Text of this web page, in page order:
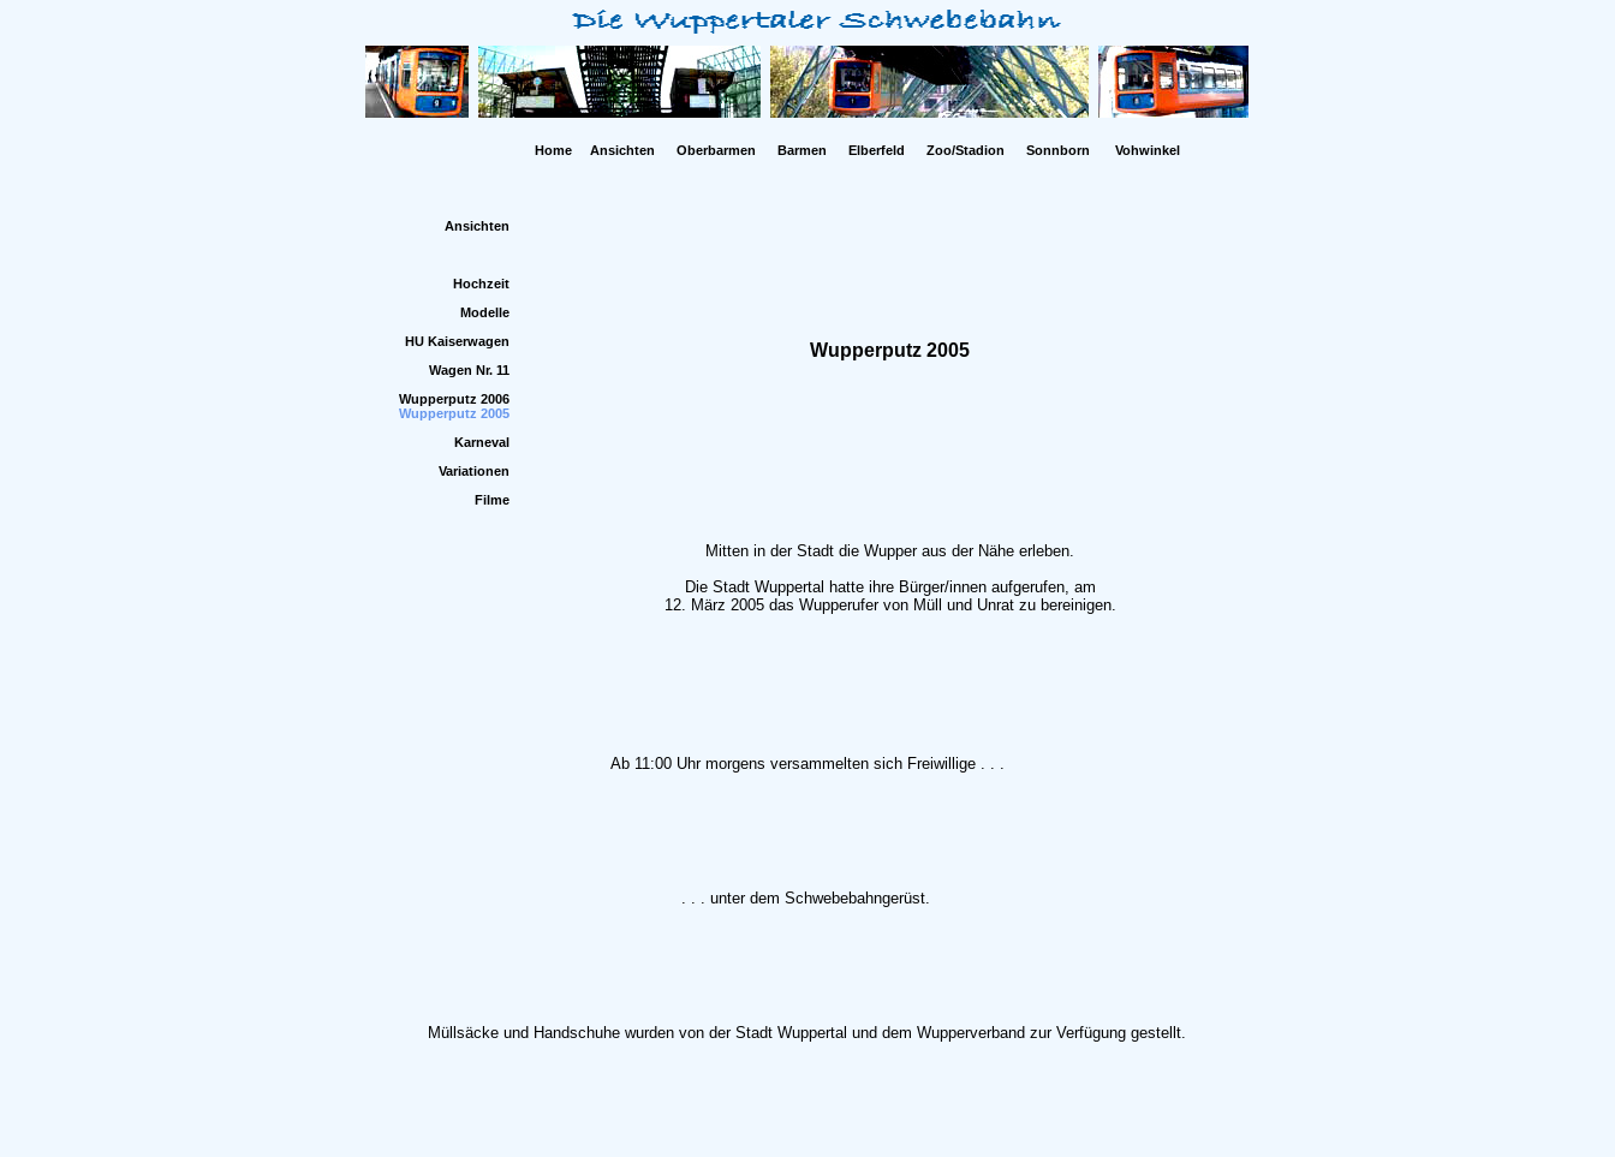
Home Ansichten Oberbarmen Barmen Elberfeld Zoo/Stadion Sonnborn Vohwinkel
Ansichten
Hochzeit
Modelle
HU Kaiserwagen
Wagen Nr. 11
Wupperputz 2006
Wupperputz 2005
Karneval
Variationen
Filme
Wupperputz 2005
Mitten in der Stadt die Wupper aus der Nähe erleben.
Die Stadt Wuppertal hatte ihre Bürger/innen aufgerufen, am
12. März 2005 das Wupperufer von Müll und Unrat zu bereinigen.
Ab 11:00 Uhr morgens versammelten sich Freiwillige . . .
. . . unter dem Schwebebahngerüst.
Müllsäcke und Handschuhe wurden von der Stadt Wuppertal und dem Wupperverband zur Verfügung gestellt.